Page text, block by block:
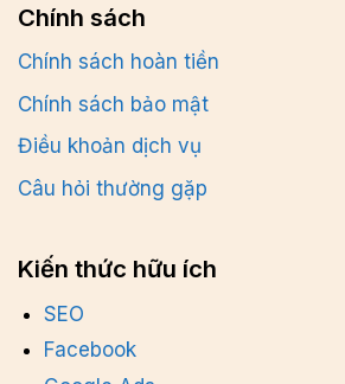
Chính sách
Chính sách hoàn tiền
Chính sách bảo mật
Điều khoản dịch vụ
Câu hỏi thường gặp
Kiến thức hữu ích
SEO
Facebook